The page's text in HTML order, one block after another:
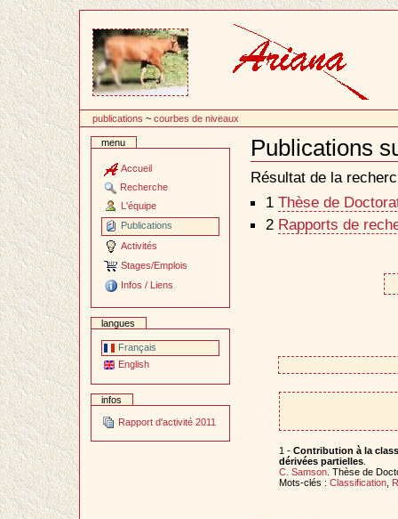
contenu
publications ~courbes de niveaux
menu
Accueil
Recherche
L'équipe
Publications
Activités
Stages/Emplois
Infos / Liens
langues
Français
English
infos
Rapport d'activité 2011
Publications
Document
Actions
Résultat de la
1 Thèse de
2 Rapports de
1 - Contribution à la
dérivées partielles.
C. Samson. Thèse de
Mots-clés : Classification,